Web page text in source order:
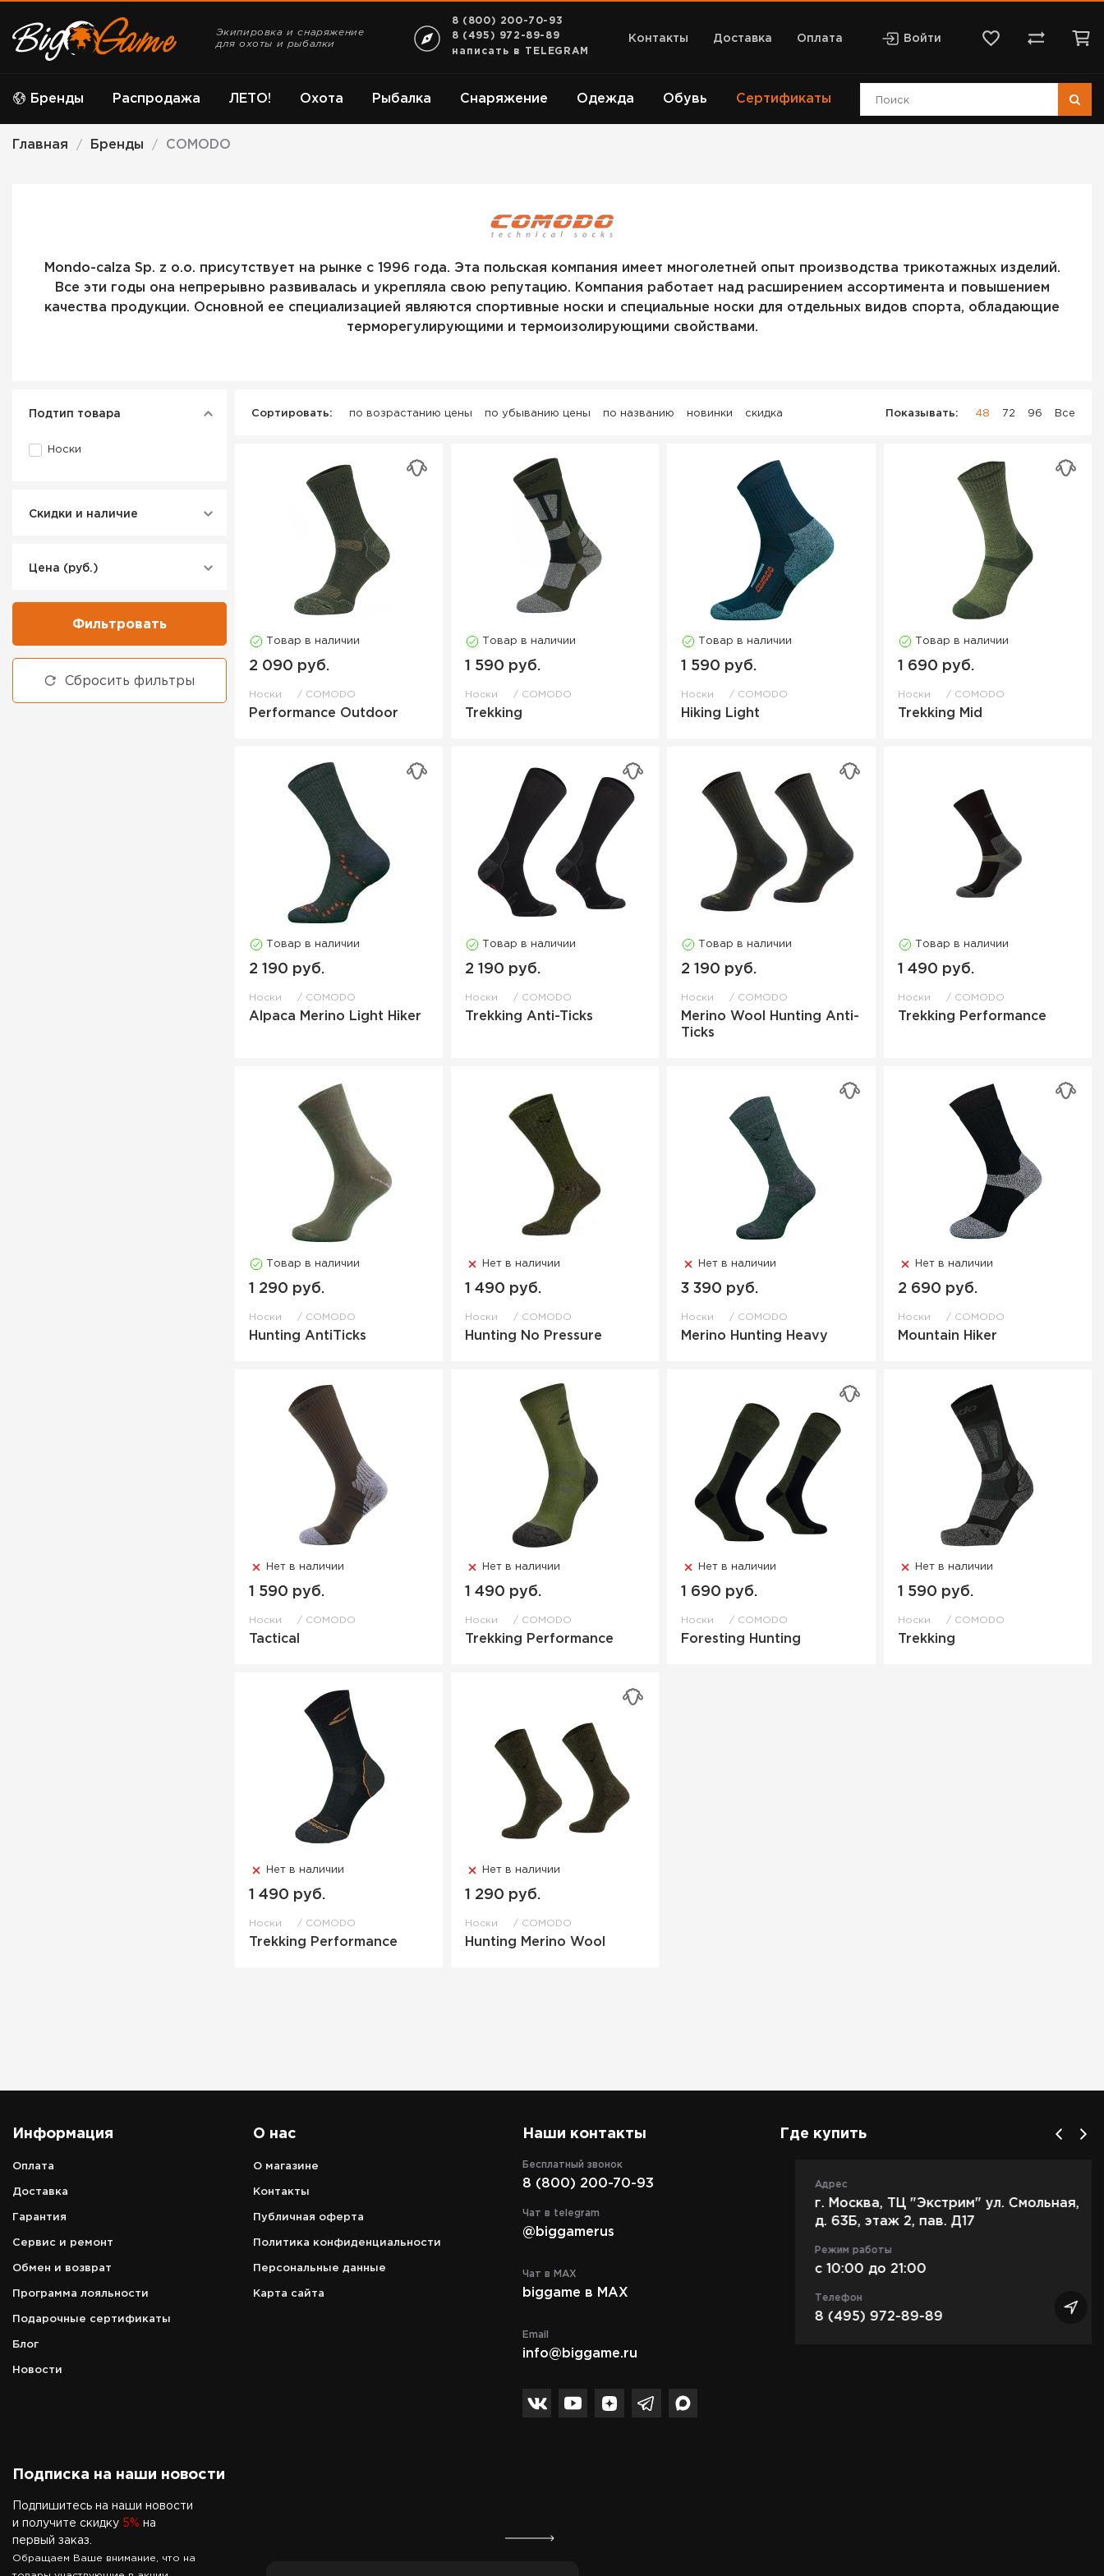
Экипировка и снаряжение
для охоты и рыбалки
8 (800) 200-70-93
8 (495) 972-89-89
написать в TELEGRAM
Контакты Доставка Оплата Войти
Бренды ЛЕТО! Охота Рыбалка Снаряжение Одежда Обувь
Распродажа Сертификаты
Главная / Бренды / COMODO
COMODO
Mondo-calza Sp. z o.o. присутствует на рынке с 1996 года. Эта польская компания имеет многолетней опыт производства трикотажных изделий.
Все эти годы она непрерывно развивалась и укрепляла свою репутацию. Компания работает над расширением ассортимента и повышением
качества продукции. Основной ее специализацией являются спортивные носки и специальные носки для отдельных видов спорта, обладающие
терморегулирующими и термоизолирующими свойствами.
Подтип товара
Носки
Скидки и наличие
Цена (руб.)
Фильтровать
Сбросить фильтры
Сортировать: по возрастанию цены по убыванию цены по названию новинки скидка Показывать: 48 72 96 Все
Товар в наличии
2 090 руб.
Носки COMODO
Performance Outdoor
Товар в наличии
1 590 руб.
Носки COMODO
Trekking
Товар в наличии
1 590 руб.
Носки COMODO
Hiking Light
Товар в наличии
1 690 руб.
Носки COMODO
Trekking Mid
Товар в наличии
2 190 руб.
Носки COMODO
Alpaca Merino Light Hiker
Товар в наличии
2 190 руб.
Носки COMODO
Trekking Anti-Ticks
Товар в наличии
2 190 руб.
Носки COMODO
Merino Wool Hunting Anti-
Ticks
Товар в наличии
1 490 руб.
Носки COMODO
Trekking Performance
Товар в наличии
1 290 руб.
Носки COMODO
Hunting AntiTicks
Нет в наличии
1 490 руб.
Носки COMODO
Hunting No Pressure
Нет в наличии
3 390 руб.
Носки COMODO
Merino Hunting Heavy
Нет в наличии
2 690 руб.
Носки COMODO
Mountain Hiker
Нет в наличии
1 590 руб.
Носки COMODO
Tactical
Нет в наличии
1 490 руб.
Носки COMODO
Trekking Performance
Нет в наличии
1 690 руб.
Носки COMODO
Foresting Hunting
Нет в наличии
1 590 руб.
Носки COMODO
Trekking
Нет в наличии
1 490 руб.
Носки COMODO
Trekking Performance
Нет в наличии
1 290 руб.
Носки COMODO
Hunting Merino Wool
Информация
Оплата
Доставка
Гарантия
Сервис и ремонт
Обмен и возврат
Программа лояльности
Подарочные сертификаты
Блог
Новости
О нас
О магазине
Контакты
Публичная оферта
Политика конфиденциальности
Персональные данные
Карта сайта
Наши контакты
Бесплатный звонок
8 (800) 200-70-93
Чат в telegram
@biggamerus
Чат в MAX
biggame в MAX
Email
info@biggame.ru
Где купить
г. Елизово, ул. Звёздная, д. 14, 1 этаж.
зависит от расписания вылета/
Телефон
Кабельная, д. 2, стр. 1, уровень 5
c 10:00 до 21:00
Адрес
г. Москва, ТЦ "Экстрим" ул. Смольная,
д. 63Б, этаж 2, пав. Д17
Режим работы
c 10:00 до 21:00
Телефон
8 (495) 972-89-89
Подписка на наши новости
Подпишитесь на наши новости
и получите скидку 5% на
первый заказ.
Обращаем Ваше внимание, что на